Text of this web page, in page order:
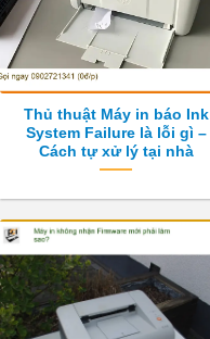
Thủ thuật Máy in báo Ink
System Failure là lỗi gì –
Cách tự xử lý tại nhà